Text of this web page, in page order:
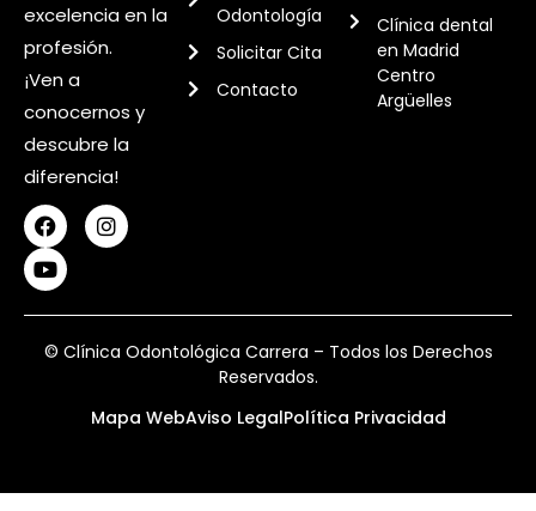
excelencia en la
profesión.
¡Ven a
conocernos y
descubre la
diferencia!
Odontología
Solicitar Cita
Contacto
Clínica dental
en Madrid
Centro
Argüelles
© Clínica Odontológica Carrera – Todos los Derechos
Reservados.
Mapa WebAviso LegalPolítica Privacidad